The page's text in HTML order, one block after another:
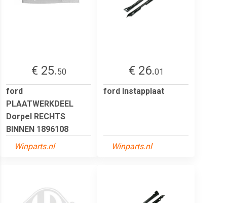
€ 25.50
ford
PLAATWERKDEEL
Dorpel RECHTS
BINNEN 1896108
Winparts.nl
€ 26.01
ford Instapplaat
Winparts.nl